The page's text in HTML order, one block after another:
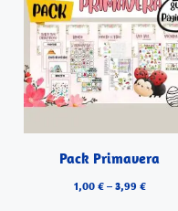
Pack Primavera
1,00 €– 3,99 €